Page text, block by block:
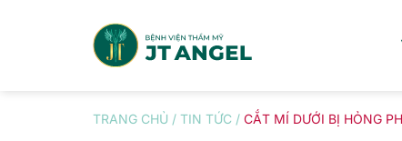
TRANG CHỦ / TIN TỨC / CẮT MÍ DƯỚI BỊ HỎNG